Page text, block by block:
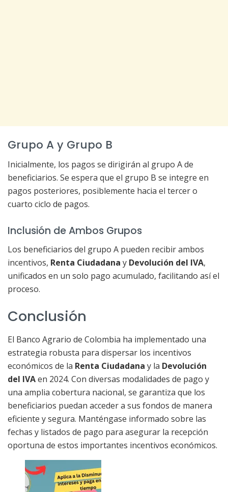
Grupo A y Grupo B
Inicialmente, los pagos se dirigirán al grupo A de
beneficiarios. Se espera que el grupo B se integre en
pagos posteriores, posiblemente hacia el tercer o
cuarto ciclo de pagos.
Inclusión de Ambos Grupos
Los beneficiarios del grupo A pueden recibir ambos
incentivos, Renta Ciudadana y Devolución del IVA,
unificados en un solo pago acumulado, facilitando así el
proceso.
Conclusión
El Banco Agrario de Colombia ha implementado una
estrategia robusta para dispersar los incentivos
económicos de la Renta Ciudadana y la Devolución
del IVAen 2024. Con diversas modalidades de pago y
una amplia cobertura nacional, se garantiza que los
beneficiarios puedan acceder a sus fondos de manera
eficiente y segura. Manténgase informado sobre las
fechas y listados de pago para asegurar la recepción
oportuna de estos importantes incentivos económicos.